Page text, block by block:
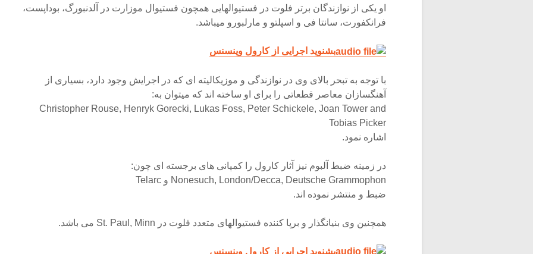
او یکی از نوازندگان برتر فلوت در فستیوالهایی همچون فستیوال موزارت در آلدنبورگ، بوداپست،
فرانکفورت، سانتا فی و اسپلتو و مارلبورو میباشد.
بشنوید اجرایی از کارول وینسنس
با توجه به تبحر بالای وی در نوازندگی و موزیکالیته ای که در اجرایش وجود دارد، بسیاری از
آهنگسازان معاصر قطعاتی را برای او ساخته اند که میتوان به:
Christopher Rouse, Henryk Gorecki, Lukas Foss, Peter Schickele, Joan Tower and
Tobias Picker
اشاره نمود.
در زمینه ضبط آلبوم نیز آثار کارول را کمپانی های برجسته ای چون:
Nonesuch, London/Decca, Deutsche Grammophon و Telarc
ضبط و منتشر نموده اند.
همچنین وی بنیانگذار و برپا کننده فستیوالهای متعدد فلوت در St. Paul, Minn می باشد.
بشنوید اجرایی از کارول وینسنس